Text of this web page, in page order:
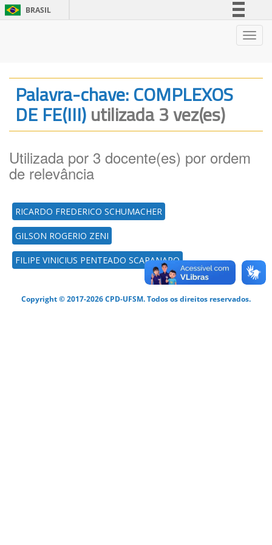
BRASIL
Legislação
Canais
Palavra-chave: COMPLEXOS
DE FE(III)utilizada 3 vez(es)
Utilizada por 3 docente(es) por ordem
de relevância
RICARDO FREDERICO SCHUMACHER
GILSON ROGERIO ZENI
FILIPE VINICIUS PENTEADO SCARANARO
Copyright © 2017-2026 CPD-UFSM. Todos os direitos reservados.